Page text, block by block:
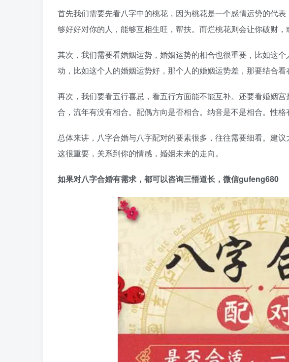
首先我们需要先看八字中的桃花，因为桃花是一个感情运势的代
够好好对你的人，能够互相生旺，帮扶。而烂桃花则会让你破财，
其次，我们需要看婚姻运势，婚姻运势的相合也很重要，比如这
动，比如这个人的婚姻运势好，那个人的婚姻运势差，那要结合看
再次，我们要看五行喜忌，看五行方面能不能互补。还要看婚姻
合，流年有没有相合。配偶方向是否相合。纳音是不是相合。性格
总体来讲，八字合婚与八字配对的要素很多，往往需要细看。建
这很重要，关系到你的情感，婚姻未来的走向。
如果对八字合婚有需求，都可以咨询三悟道长，微信gufeng680